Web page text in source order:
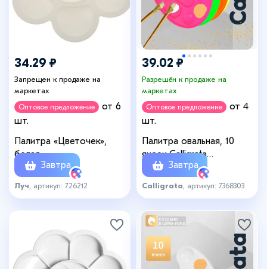
34.29 ₽
Запрещен к продаже на
маркетах
Оптовое предложение
от 6
шт.
Палитра «Цветочек»,
белая
Завтра
Луч , артикул: 726212
39.02 ₽
Разрешён к продаже на
маркетах
Оптовое предложение
от 4
шт.
Палитра овальная, 10
ячеек Calligrata
«Фонарики», неоновые
цвета, МИКС
Завтра
Calligrata , артикул: 7368303